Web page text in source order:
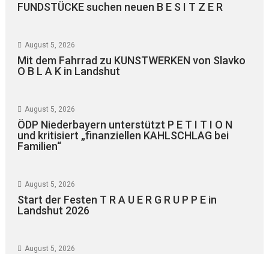
FUNDSTÜCKE suchen neuen B E S I T Z E R
August 5, 2026
Mit dem Fahrrad zu KUNSTWERKEN von Slavko
O B L A K in Landshut
August 5, 2026
ÖDP Niederbayern unterstützt P E T I T I O N
und kritisiert „finanziellen KAHLSCHLAG bei
Familien“
August 5, 2026
Start der Festen T R A U E R G R U P P E in
Landshut 2026
August 5, 2026